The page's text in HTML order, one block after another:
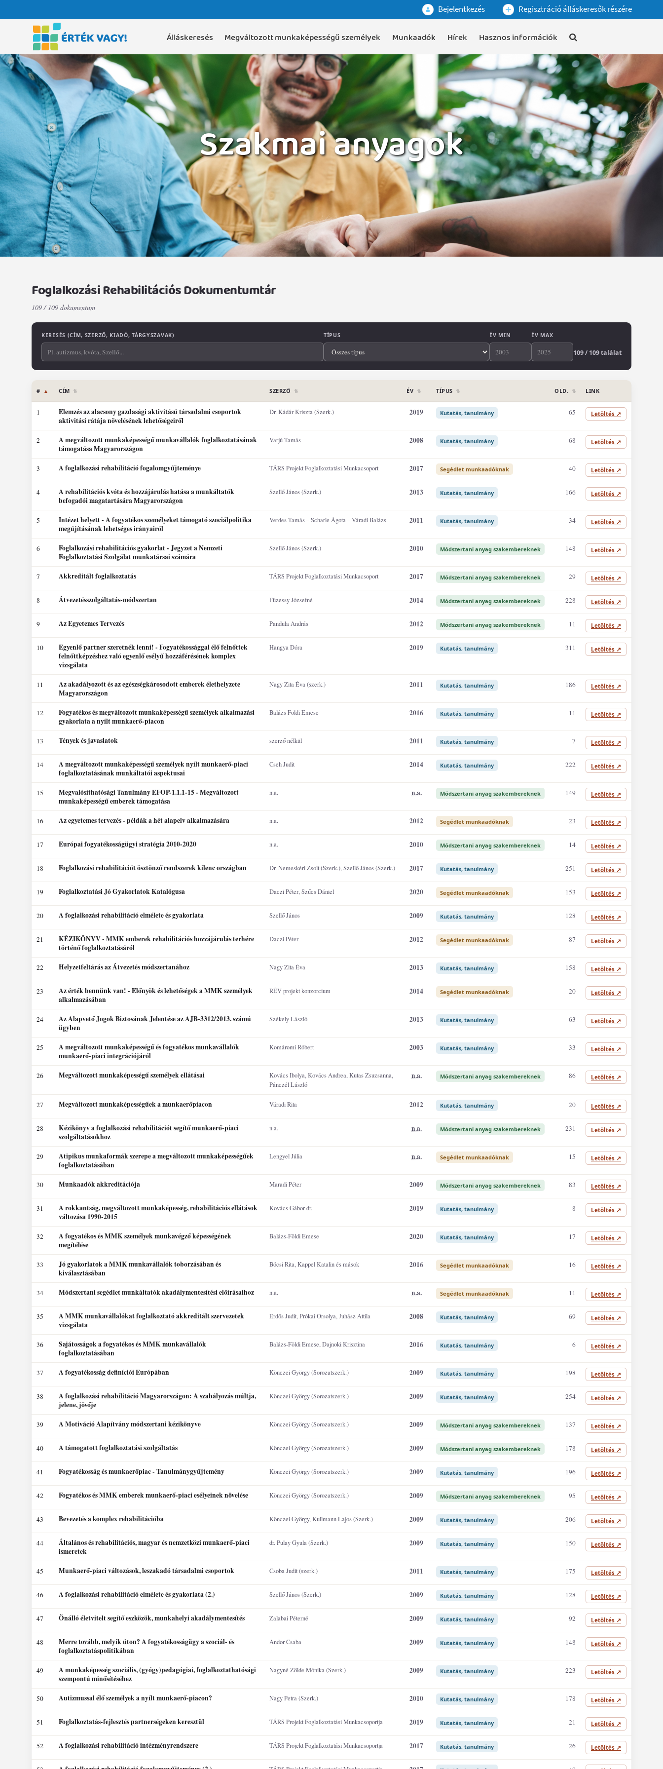
Bejelentkezés Regisztráció álláskeresők részére
Álláskeresés Megváltozott munkaképességű személyek Munkaadók Hírek Hasznos információk
Szakmai anyagok
Foglalkozási Rehabilitációs Dokumentumtár
109 / 109 dokumentum
Szűrők
KERESÉS (CÍM, SZERZŐ, KIADÓ, TÁRGYSZAVAK) TÍPUS ÉV MIN ÉV MAX
109 / 109 találat
Foglalkozási rehabilitációs dokumentumok szűrhető listája, kattintson egy sorra a részletek megtekintéséhez
# ▲ CÍM ⇅ SZERZŐ ⇅ ÉV ⇅ TÍPUS ⇅ OLD. ⇅ LINK
1
Elemzés az alacsony gazdasági aktivitású társadalmi csoportok
aktivitási rátája növelésének lehetőségeiről
Dr. Kádár Kriszta (Szerk.) 2019 Kutatás, tanulmány 65 Letöltés ↗
2
A megváltozott munkaképességű munkavállalók foglalkoztatásának
támogatása Magyarországon
Varjú Tamás 2008 Kutatás, tanulmány 68 Letöltés ↗
3 A foglalkozási rehabilitáció fogalomgyűjteménye TÁRS Projekt Foglalkoztatási Munkacsoport 2017 Segédlet munkaadóknak 40 Letöltés ↗
4
A rehabilitációs kvóta és hozzájárulás hatása a munkáltatók
befogadói magatartására Magyarországon
Szellő János (Szerk.) 2013 Kutatás, tanulmány 166 Letöltés ↗
5
Intézet helyett - A fogyatékos személyeket támogató szociálpolitika
megújításának lehetséges irányairól
Verdes Tamás – Scharle Ágota – Váradi Balázs 2011 Kutatás, tanulmány 34 Letöltés ↗
6
Foglalkozási rehabilitációs gyakorlat - Jegyzet a Nemzeti
Foglalkoztatási Szolgálat munkatársai számára
Szellő János (Szerk.) 2010 Módszertani anyag szakembereknek 148 Letöltés ↗
7 Akkreditált foglalkoztatás TÁRS Projekt Foglalkoztatási Munkacsoport 2017 Módszertani anyag szakembereknek 29 Letöltés ↗
8 Átvezetésszolgáltatás-módszertan Füzessy Józsefné 2014 Módszertani anyag szakembereknek 228 Letöltés ↗
9 Az Egyetemes Tervezés Pandula András 2012 Módszertani anyag szakembereknek 11 Letöltés ↗
10
Egyenlő partner szeretnék lenni! - Fogyatékossággal élő felnőttek
felnőttképzéshez való egyenlő esélyű hozzáférésének komplex
vizsgálata
Hangya Dóra 2019 Kutatás, tanulmány 311 Letöltés ↗
11
Az akadályozott és az egészségkárosodott emberek élethelyzete
Magyarországon
Nagy Zita Éva (szerk.) 2011 Kutatás, tanulmány 186 Letöltés ↗
12
Fogyatékos és megváltozott munkaképességű személyek alkalmazási
gyakorlata a nyílt munkaerő-piacon
Balázs Földi Emese 2016 Kutatás, tanulmány 11 Letöltés ↗
13 Tények és javaslatok szerző nélkül 2011 Kutatás, tanulmány 7 Letöltés ↗
14
A megváltozott munkaképességű személyek nyílt munkaerő-piaci
foglalkoztatásának munkáltatói aspektusai
Cseh Judit 2014 Kutatás, tanulmány 222 Letöltés ↗
15
Megvalósíthatósági Tanulmány EFOP-1.1.1-15 - Megváltozott
munkaképességű emberek támogatása
n.a. n.a. Módszertani anyag szakembereknek 149 Letöltés ↗
16 Az egyetemes tervezés - példák a hét alapelv alkalmazására n.a. 2012 Segédlet munkaadóknak 23 Letöltés ↗
17 Európai fogyatékosságügyi stratégia 2010-2020 n.a. 2010 Módszertani anyag szakembereknek 14 Letöltés ↗
18 Foglalkozási rehabilitációt ösztönző rendszerek kilenc országban Dr. Nemeskéri Zsolt (Szerk.), Szellő János (Szerk.) 2017 Kutatás, tanulmány 251 Letöltés ↗
19 Foglalkoztatási Jó Gyakorlatok Katalógusa Daczi Péter, Szűcs Dániel 2020 Segédlet munkaadóknak 153 Letöltés ↗
20 A foglalkozási rehabilitáció elmélete és gyakorlata Szellő János 2009 Kutatás, tanulmány 128 Letöltés ↗
21
KÉZIKÖNYV - MMK emberek rehabilitációs hozzájárulás terhére
történő foglalkoztatásáról
Daczi Péter 2012 Segédlet munkaadóknak 87 Letöltés ↗
22 Helyzetfeltárás az Átvezetés módszertanához Nagy Zita Éva 2013 Kutatás, tanulmány 158 Letöltés ↗
23
Az érték bennünk van! - Előnyök és lehetőségek a MMK személyek
alkalmazásában
RÉV projekt konzorcium 2014 Segédlet munkaadóknak 20 Letöltés ↗
24
Az Alapvető Jogok Biztosának Jelentése az AJB-3312/2013. számú
ügyben
Székely László 2013 Kutatás, tanulmány 63 Letöltés ↗
25
A megváltozott munkaképességű és fogyatékos munkavállalók
munkaerő-piaci integrációjáról
Komáromi Róbert 2003 Kutatás, tanulmány 33 Letöltés ↗
26 Megváltozott munkaképességű személyek ellátásai
Kovács Ibolya, Kovács Andrea, Kutas Zsuzsanna,
Pánczél László
n.a. Módszertani anyag szakembereknek 86 Letöltés ↗
27 Megváltozott munkaképességűek a munkaerőpiacon Váradi Rita 2012 Kutatás, tanulmány 20 Letöltés ↗
28
Kézikönyv a foglalkozási rehabilitációt segítő munkaerő-piaci
szolgáltatásokhoz
n.a. n.a. Módszertani anyag szakembereknek 231 Letöltés ↗
29
Atipikus munkaformák szerepe a megváltozott munkaképességűek
foglalkoztatásában
Lengyel Júlia n.a. Segédlet munkaadóknak 15 Letöltés ↗
30 Munkaadók akkreditációja Maradi Péter 2009 Módszertani anyag szakembereknek 83 Letöltés ↗
31
A rokkantság, megváltozott munkaképesség, rehabilitációs ellátások
változása 1990-2015
Kovács Gábor dr. 2019 Kutatás, tanulmány 8 Letöltés ↗
32
A fogyatékos és MMK személyek munkavégző képességének
megítélése
Balázs-Földi Emese 2020 Kutatás, tanulmány 17 Letöltés ↗
33
Jó gyakorlatok a MMK munkavállalók toborzásában és
kiválasztásában
Bócsi Rita, Kappel Katalin és mások 2016 Segédlet munkaadóknak 16 Letöltés ↗
34 Módszertani segédlet munkáltatók akadálymentesítési előírásaihoz n.a. n.a. Segédlet munkaadóknak 11 Letöltés ↗
35
A MMK munkavállalókat foglalkoztató akkreditált szervezetek
vizsgálata
Erdős Judit, Prókai Orsolya, Juhász Attila 2008 Kutatás, tanulmány 69 Letöltés ↗
36
Sajátosságok a fogyatékos és MMK munkavállalók
foglalkoztatásában
Balázs-Földi Emese, Dajnoki Krisztina 2016 Kutatás, tanulmány 6 Letöltés ↗
37 A fogyatékosság definíciói Európában Könczei György (Sorozatszerk.) 2009 Kutatás, tanulmány 198 Letöltés ↗
38
A foglalkozási rehabilitáció Magyarországon: A szabályozás múltja,
jelene, jövője
Könczei György (Sorozatszerk.) 2009 Kutatás, tanulmány 254 Letöltés ↗
39 A Motiváció Alapítvány módszertani kézikönyve Könczei György (Sorozatszerk.) 2009 Módszertani anyag szakembereknek 137 Letöltés ↗
40 A támogatott foglalkoztatási szolgáltatás Könczei György (Sorozatszerk.) 2009 Módszertani anyag szakembereknek 178 Letöltés ↗
41 Fogyatékosság és munkaerőpiac - Tanulmánygyűjtemény Könczei György (Sorozatszerk.) 2009 Kutatás, tanulmány 196 Letöltés ↗
42 Fogyatékos és MMK emberek munkaerő-piaci esélyeinek növelése Könczei György (Sorozatszerk.) 2009 Módszertani anyag szakembereknek 95 Letöltés ↗
43 Bevezetés a komplex rehabilitációba Könczei György, Kullmann Lajos (Szerk.) 2009 Kutatás, tanulmány 206 Letöltés ↗
44
Általános és rehabilitációs, magyar és nemzetközi munkaerő-piaci
ismeretek
dr. Pulay Gyula (Szerk.) 2009 Kutatás, tanulmány 150 Letöltés ↗
45 Munkaerő-piaci változások, leszakadó társadalmi csoportok Csoba Judit (szerk.) 2011 Kutatás, tanulmány 175 Letöltés ↗
46 A foglalkozási rehabilitáció elmélete és gyakorlata (2.) Szellő János (Szerk.) 2009 Kutatás, tanulmány 128 Letöltés ↗
47 Önálló életvitelt segítő eszközök, munkahelyi akadálymentesítés Zalabai Péterné 2009 Kutatás, tanulmány 92 Letöltés ↗
48
Merre tovább, melyik úton? A fogyatékosságügy a szociál- és
foglalkoztatáspolitikában
Andor Csaba 2009 Kutatás, tanulmány 148 Letöltés ↗
49
A munkaképesség szociális, (gyógy)pedagógiai, foglalkoztathatósági
szempontú minősítéséhez
Nagyné Zölde Mónika (Szerk.) 2009 Kutatás, tanulmány 223 Letöltés ↗
50 Autizmussal élő személyek a nyílt munkaerő-piacon? Nagy Petra (Szerk.) 2010 Kutatás, tanulmány 178 Letöltés ↗
51 Foglalkoztatás-fejlesztés partnerségeken keresztül TÁRS Projekt Foglalkoztatási Munkacsoportja 2019 Kutatás, tanulmány 21 Letöltés ↗
52 A foglalkozási rehabilitáció intézményrendszere TÁRS Projekt Foglalkoztatási Munkacsoportja 2017 Kutatás, tanulmány 26 Letöltés ↗